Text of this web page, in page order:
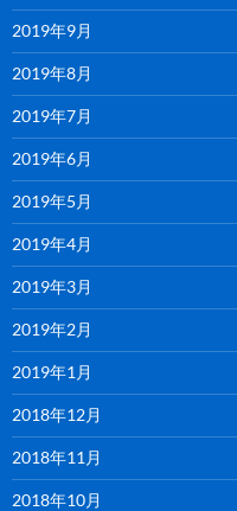
2019年9月
2019年8月
2019年7月
2019年6月
2019年5月
2019年4月
2019年3月
2019年2月
2019年1月
2018年12月
2018年11月
2018年10月